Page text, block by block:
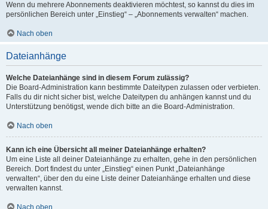
Wenn du mehrere Abonnements deaktivieren möchtest, so kannst du dies im
persönlichen Bereich unter „Einstieg“ – „Abonnements verwalten“ machen.
Nach oben
Dateianhänge
Welche Dateianhänge sind in diesem Forum zulässig?
Die Board-Administration kann bestimmte Dateitypen zulassen oder verbieten.
Falls du dir nicht sicher bist, welche Dateitypen du anhängen kannst und du
Unterstützung benötigst, wende dich bitte an die Board-Administration.
Nach oben
Kann ich eine Übersicht all meiner Dateianhänge erhalten?
Um eine Liste all deiner Dateianhänge zu erhalten, gehe in den persönlichen
Bereich. Dort findest du unter „Einstieg“ einen Punkt „Dateianhänge
verwalten“, über den du eine Liste deiner Dateianhänge erhalten und diese
verwalten kannst.
Nach oben